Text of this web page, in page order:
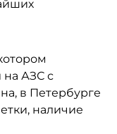
на АЗС с
в Петербурге
наличие